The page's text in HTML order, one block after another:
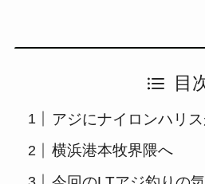
目
アジにナイロンハリ
横浜港本牧界隈へ